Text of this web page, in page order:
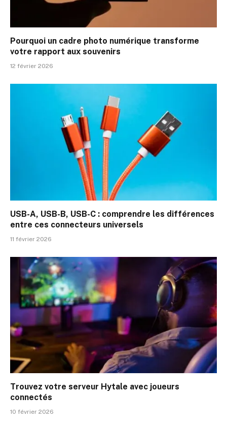
Pourquoi un cadre photo numérique transforme
votre rapport aux souvenirs
12 février 2026
USB-A, USB-B, USB-C : comprendre les différences
entre ces connecteurs universels
11 février 2026
Trouvez votre serveur Hytale avec joueurs
connectés
10 février 2026